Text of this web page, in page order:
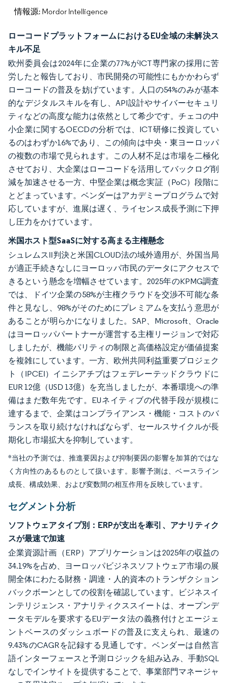
情報源: Mordor Intelligence
ローコードプラットフォームにおけるEU全域の未解決ス
キル不足
欧州委員会は2024年に企業の77%がICT専門家の採用に苦
労したと報告しており、市民開発の可能性にもかかわらず
ローコードの普及を妨げています。人口の54%のみが基本
的なデジタルスキルを有し、API設計やサイバーセキュリ
ティなどの高度な能力は依然として希少です。チェコの中
小企業に関するOECDの分析では、ICT研修に投資してい
るのはわずか16%であり、この傾向は中央・東ヨーロッパ
の複数の市場で見られます。この人材不足は市場を二極化
させており、大企業はローコードを活用してバックログ削
減を加速させる一方、中堅企業は概念実証（PoC）段階に
とどまっています。ベンダーはアカデミープログラムで対
応していますが、進展は遅く、ライセンス成長予測に下押
し圧力をかけています。
米国ホスト型SaaSに対する高まる主権懸念
シュレムスII判決と米国CLOUD法の域外適用が、外国当局
が適正手続きなしにヨーロッパ市民のデータにアクセスで
きるという懸念を増幅させています。2025年のKPMG調査
では、ドイツ企業の58%が主権クラウドを交渉不可能な条
件と見なし、98%がそのためにプレミアムを支払う意思が
あることが明らかになりました。SAP、Microsoft、Oracle
はヨーロッパパートナーが運営する主権リージョンで対応
しましたが、機能パリティの制限と高価格設定が価値提案
を複雑にしています。一方、欧州共同利益重要プロジェク
ト（IPCEI）イニシアチブはフェデレーテッドクラウドに
EUR 12億（USD 13億）を充当しましたが、本番環境への準
備はまだ数年先です。EUネイティブの代替手段が規模に
達するまで、企業はコンプライアンス・機能・コストのバ
ランスを取り続けなければならず、セールスサイクルが長
期化し市場拡大を抑制しています。
*当社の予測では、推進要因および抑制要因の影響を加算的ではな
く方向性のあるものとして扱います。影響予測は、ベースライン
成長、構成効果、および変数間の相互作用を反映しています。
セグメント分析
ソフトウェアタイプ別：ERPが支出を牽引、アナリティク
スが最速で加速
企業資源計画（ERP）アプリケーションは2025年の収益の
34.19%を占め、ヨーロッパビジネスソフトウェア市場の展
開全体にわたる財務・調達・人的資本のトランザクション
バックボーンとしての役割を確認しています。ビジネスイ
ンテリジェンス・アナリティクススイートは、オープンデ
ータモデルを要求するEUデータ法の義務付けとエージェ
ントベースのダッシュボードの普及に支えられ、最速の
9.43%のCAGRを記録する見通しです。ベンダーは自然言
語インターフェースと予測ロジックを組み込み、手動SQL
なしでインサイトを提供することで、事業部門マネージャ